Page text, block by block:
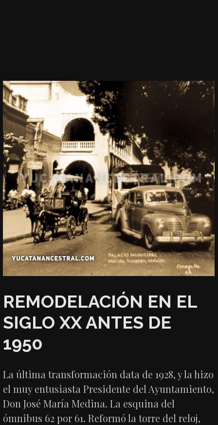
REMODELACIÓN EN EL
SIGLO XX ANTES DE
1950
La última transformación data de 1928, y la hizo
el muy entusiasta Presidente del Ayuntamiento,
Don José María Medina. La esquina del
ómnibus 62 por 61. Reformó la torre del reloj,